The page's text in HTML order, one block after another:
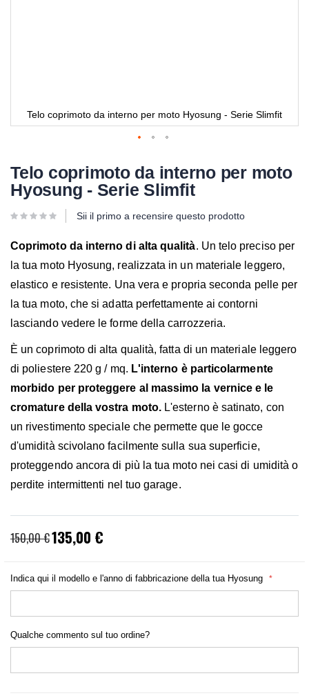
Telo coprimoto da interno per moto Hyosung - Serie Slimfit
Telo coprimoto da interno per moto
Hyosung - Serie Slimfit
Sii il primo a recensire questo prodotto
Coprimoto da interno di alta qualità. Un telo preciso per
la tua moto Hyosung, realizzata in un materiale leggero,
elastico e resistente. Una vera e propria seconda pelle per
la tua moto, che si adatta perfettamente ai contorni
lasciando vedere le forme della carrozzeria.
È un coprimoto di alta qualità, fatta di un materiale leggero
di poliestere 220 g / mq. L'interno è particolarmente
morbido per proteggere al massimo la vernice e le
cromature della vostra moto.L'esterno è satinato, con
un rivestimento speciale che permette que le gocce
d'umidità scivolano facilmente sulla sua superficie,
proteggendo ancora di più la tua moto nei casi di umidità o
perdite intermittenti nel tuo garage.
150,00 € Prezzo
speciale
135,00 €
Indica qui il modello e l'anno di fabbricazione della tua Hyosung
Qualche commento sul tuo ordine?